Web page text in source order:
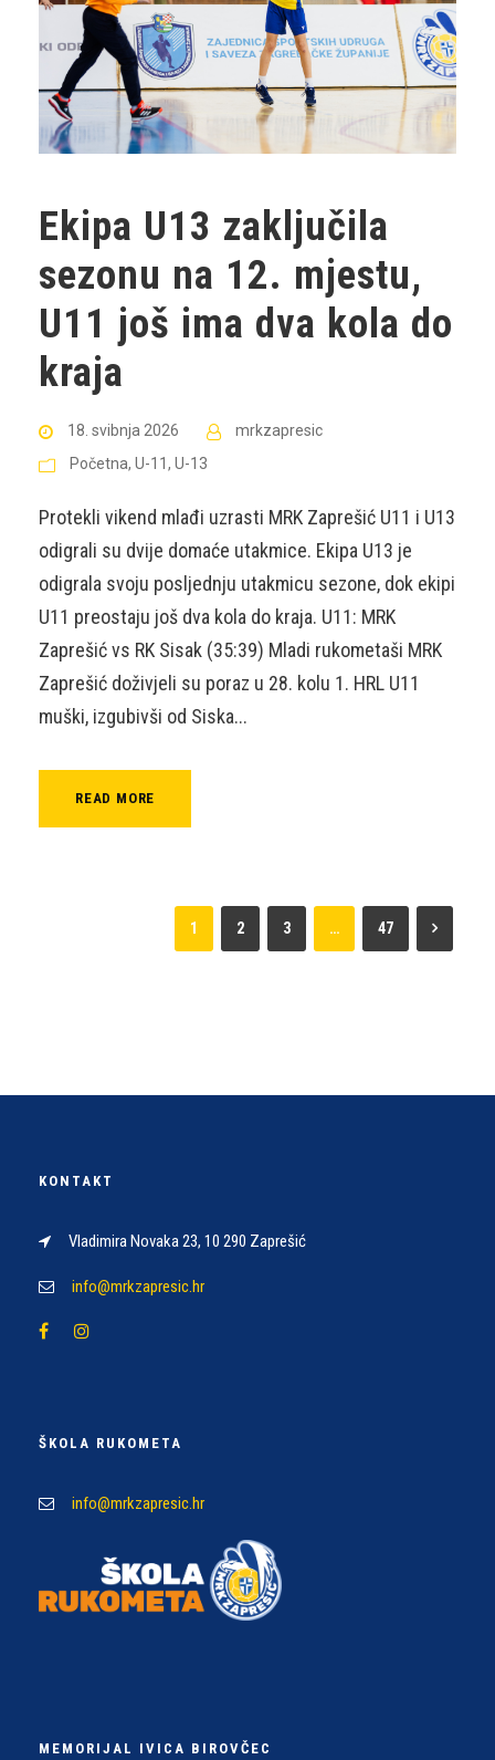
Ekipa U13 zaključila
sezonu na 12. mjestu,
U11 još ima dva kola do
kraja
18. svibnja 2026
mrkzapresic
Početna, U-11 , U-13
Protekli vikend mlađi uzrasti MRK Zaprešić U11 i U13
odigrali su dvije domaće utakmice. Ekipa U13 je
odigrala svoju posljednju utakmicu sezone, dok ekipi
U11 preostaju još dva kola do kraja. U11: MRK
Zaprešić vs RK Sisak (35:39) Mladi rukometaši MRK
Zaprešić doživjeli su poraz u 28. kolu 1. HRL U11
muški, izgubivši od Siska...
READ MORE
1 2 3 … 47
KONTAKT
Vladimira Novaka 23, 10 290 Zaprešić
info@mrkzapresic.hr
ŠKOLA RUKOMETA
info@mrkzapresic.hr
MEMORIJAL IVICA BIROVČEC